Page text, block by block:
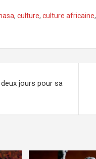
, culture, culture africaine,
deux jours pour sa